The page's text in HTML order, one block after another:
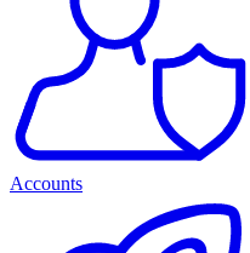
Accounts